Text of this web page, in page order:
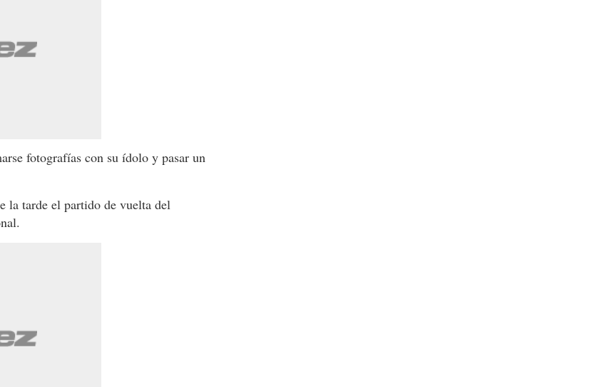
fotografías con su ídolo y pasar un
la tarde el partido de vuelta del